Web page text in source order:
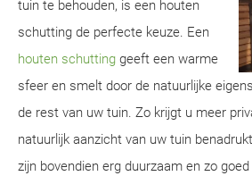
tuin te behouden, is een houten
schutting de perfecte keuze. Een
houten schutting geeft een warme
sfeer en smelt door de natuurlijke
de rest van uw tuin. Zo krijgt u meer
natuurlijk aanzicht van uw tuin
zijn bovendien erg duurzaam en zo